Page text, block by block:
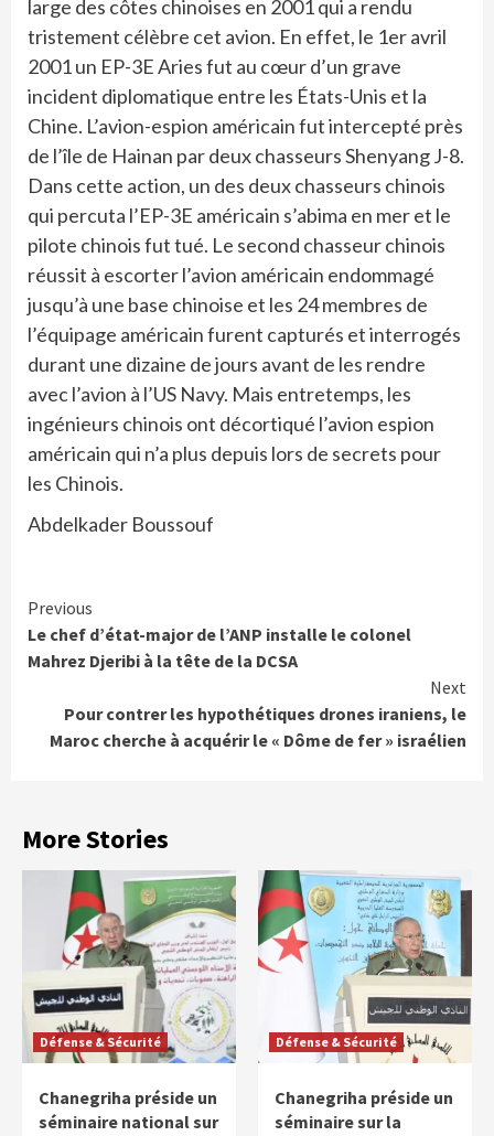
large des côtes chinoises en 2001 qui a rendu
tristement célèbre cet avion. En effet, le 1er avril
2001 un EP-3E Aries fut au cœur d’un grave
incident diplomatique entre les États-Unis et la
Chine. L’avion-espion américain fut intercepté près
de l’île de Hainan par deux chasseurs Shenyang J-8.
Dans cette action, un des deux chasseurs chinois
qui percuta l’EP-3E américain s’abima en mer et le
pilote chinois fut tué. Le second chasseur chinois
réussit à escorter l’avion américain endommagé
jusqu’à une base chinoise et les 24 membres de
l’équipage américain furent capturés et interrogés
durant une dizaine de jours avant de les rendre
avec l’avion à l’US Navy. Mais entretemps, les
ingénieurs chinois ont décortiqué l’avion espion
américain qui n’a plus depuis lors de secrets pour
les Chinois.
Abdelkader Boussouf
Continue
Reading
Previous
Le chef d’état-major de l’ANP installe le colonel
Mahrez Djeribi à la tête de la DCSA
Next
Pour contrer les hypothétiques drones iraniens, le
Maroc cherche à acquérir le « Dôme de fer » israélien
More Stories
Défense & Sécurité
Chanegriha préside un
séminaire national sur
Défense & Sécurité
Chanegriha préside un
séminaire sur la